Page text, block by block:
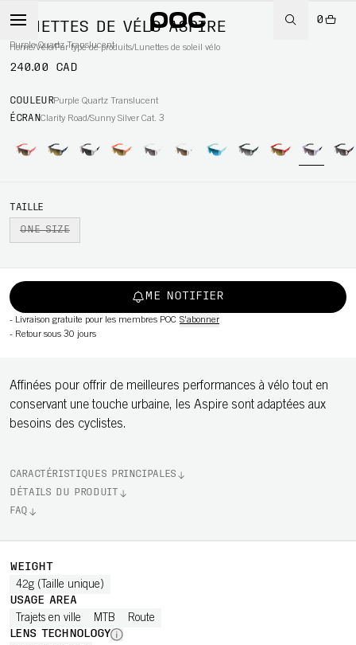
0
Home/Vélo/Par type de produits/Lunettes de soleil vélo
LUNETTES DE VÉLO ASPIRE
Purple Quartz Translucent
240.00 CAD
COULEURPurple Quartz Translucent
ÉCRANClarity Road/Sunny Silver Cat. 3
TAILLE
ONE SIZE
ME NOTIFIER
- Livraison gratuite pour les membres POC S'abonner
- Retour sous 30 jours
Affinées pour offrir de meilleures performances à vélo tout en
conservant une touche urbaine, les Aspire sont adaptées aux
besoins des cyclistes.
CARACTÉRISTIQUES PRINCIPALES
DÉTAILS DU PRODUIT
FAQ
WEIGHT
42g (Taille unique)
USAGE AREA
Trajets en ville MTB Route
LENS TECHNOLOGY